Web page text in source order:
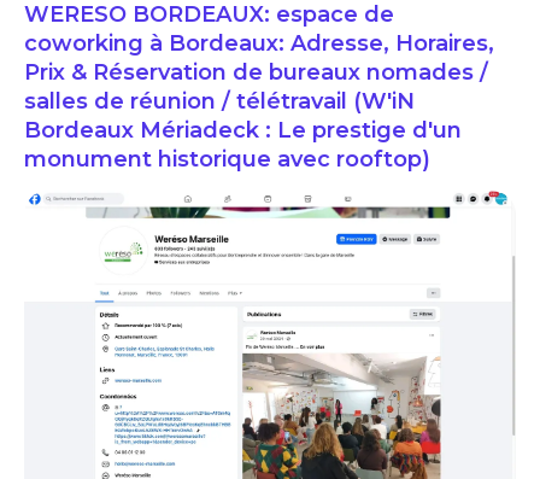
WERESO BORDEAUX: espace de
coworking à Bordeaux: Adresse, Horaires,
Prix & Réservation de bureaux nomades /
salles de réunion / télétravail (W'iN
Bordeaux Mériadeck : Le prestige d'un
monument historique avec rooftop)